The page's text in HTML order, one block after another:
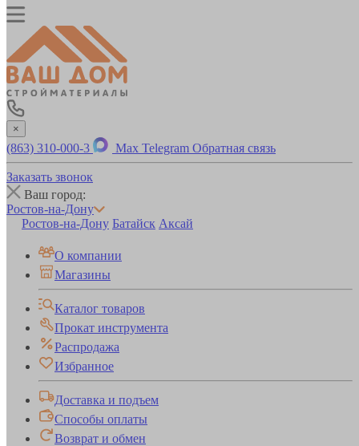
×
(863) 310-000-3 Max Telegram Обратная связь
Заказать звонок
Ваш город:
Ростов-на-Дону
Ростов-на-Дону Батайск Аксай
О компании
Магазины
Каталог товаров
Прокат инструмента
Распродажа
Избранное
Доставка и подъем
Способы оплаты
Возврат и обмен